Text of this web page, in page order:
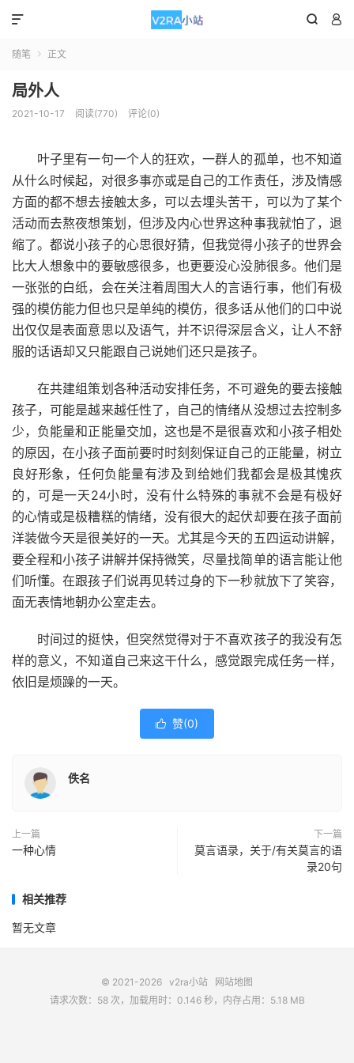
 

随笔  正文
局外人
2021-10-17 阅读(770) 评论(0)
叶子里有一句一个人的狂欢，一群人的孤单，也不知道
从什么时候起，对很多事亦或是自己的工作责任，涉及情感
方面的都不想去接触太多，可以去埋头苦干，可以为了某个
活动而去熬夜想策划，但涉及内心世界这种事我就怕了，退
缩了。都说小孩子的心思很好猜，但我觉得小孩子的世界会
比大人想象中的要敏感很多，也更要没心没肺很多。他们是
一张张的白纸，会在关注着周围大人的言语行事，他们有极
强的模仿能力但也只是单纯的模仿，很多话从他们的口中说
出仅仅是表面意思以及语气，并不识得深层含义，让人不舒
服的话语却又只能跟自己说她们还只是孩子。
在共建组策划各种活动安排任务，不可避免的要去接触
孩子，可能是越来越任性了，自己的情绪从没想过去控制多
少，负能量和正能量交加，这也是不是很喜欢和小孩子相处
的原因，在小孩子面前要时时刻刻保证自己的正能量，树立
良好形象，任何负能量有涉及到给她们我都会是极其愧疚
的，可是一天24小时，没有什么特殊的事就不会是有极好
的心情或是极糟糕的情绪，没有很大的起伏却要在孩子面前
洋装做今天是很美好的一天。尤其是今天的五四运动讲解，
要全程和小孩子讲解并保持微笑，尽量找简单的语言能让他
们听懂。在跟孩子们说再见转过身的下一秒就放下了笑容，
面无表情地朝办公室走去。
时间过的挺快，但突然觉得对于不喜欢孩子的我没有怎
样的意义，不知道自己来这干什么，感觉跟完成任务一样，
依旧是烦躁的一天。
 赞(0)
佚名
上一篇
一种心情
下一篇
莫言语录，关于/有关莫言的语
录20句
相关推荐
暂无文章
© 2021-2026 v2ra小站
网站地图
请求次数：58 次，加载用时：0.146 秒，内存占用：5.18 MB